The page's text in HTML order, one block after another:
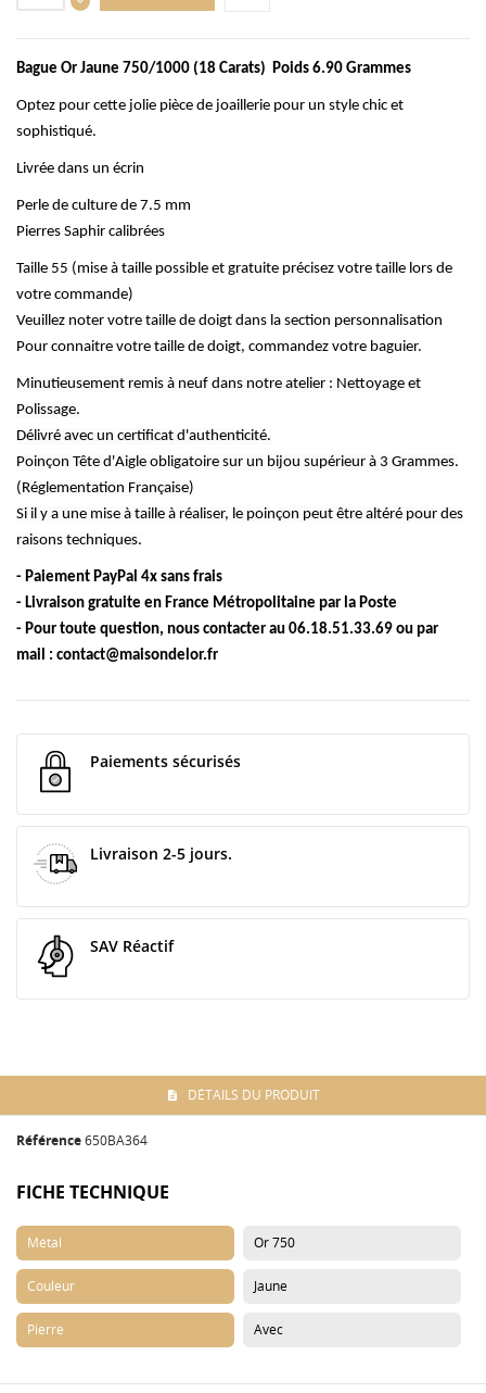
Bague Or Jaune 750/1000 (18 Carats) Poids 6.90 Grammes
Optez pour cette jolie pièce de joaillerie pour un style chic et
sophistiqué.
Livrée dans un écrin
Perle de culture de 7.5 mm
Pierres Saphir calibrées
Taille 55 (mise à taille possible et gratuite précisez votre taille lors de
votre commande)
Veuillez noter votre taille de doigt dans la section personnalisation
Pour connaitre votre taille de doigt, commandez votre baguier.
Minutieusement remis à neuf dans notre atelier : Nettoyage et
Polissage.
Délivré avec un certificat d'authenticité.
Poinçon Tête d'Aigle obligatoire sur un bijou supérieur à 3 Grammes.
(Réglementation Française)
Si il y a une mise à taille à réaliser, le poinçon peut être altéré pour des
raisons techniques.
- Paiement PayPal 4x sans frais
- Livraison gratuite en France Métropolitaine par la Poste
- Pour toute question, nous contacter au 06.18.51.33.69 ou par
mail : contact@maisondelor.fr
Paiements sécurisés
Livraison 2-5 jours.
SAV Réactif
DÉTAILS DU PRODUIT
Référence650BA364
FICHE TECHNIQUE
Métal Or 750
Couleur Jaune
Pierre Avec